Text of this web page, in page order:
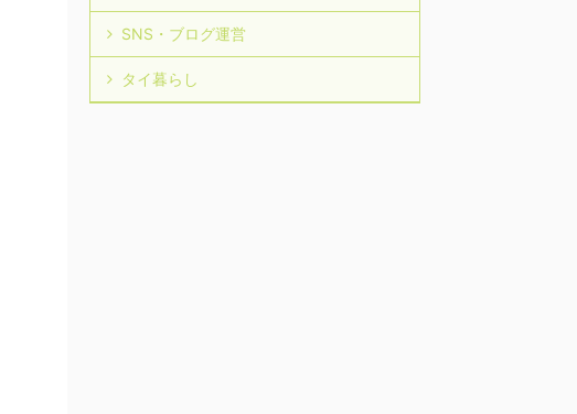
SNS・ブログ運営
タイ暮らし